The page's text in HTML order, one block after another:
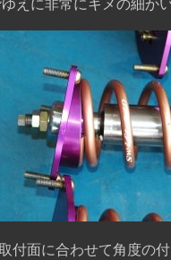
非常にキメの細かい
面に合わせて角度の付